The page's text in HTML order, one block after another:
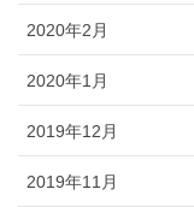
2020年2月
2020年1月
2019年12月
2019年11月